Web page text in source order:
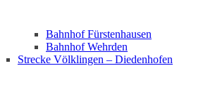
Bahnhof Fürstenhausen
Bahnhof Wehrden
Strecke Völklingen – Diedenhofen